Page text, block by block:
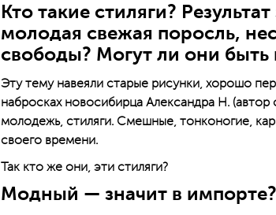
Кто такие стиляги?
молодая свежая поросль,
свободы? Могут ли они быть
Эту тему навеяли старые рисунки, хорошо
набросках новосибирца Александра Н.
молодежь, стиляги. Смешные, тонконогие,
своего времени.
Так кто же они, эти стиляги?
Модный — значит в импорте?